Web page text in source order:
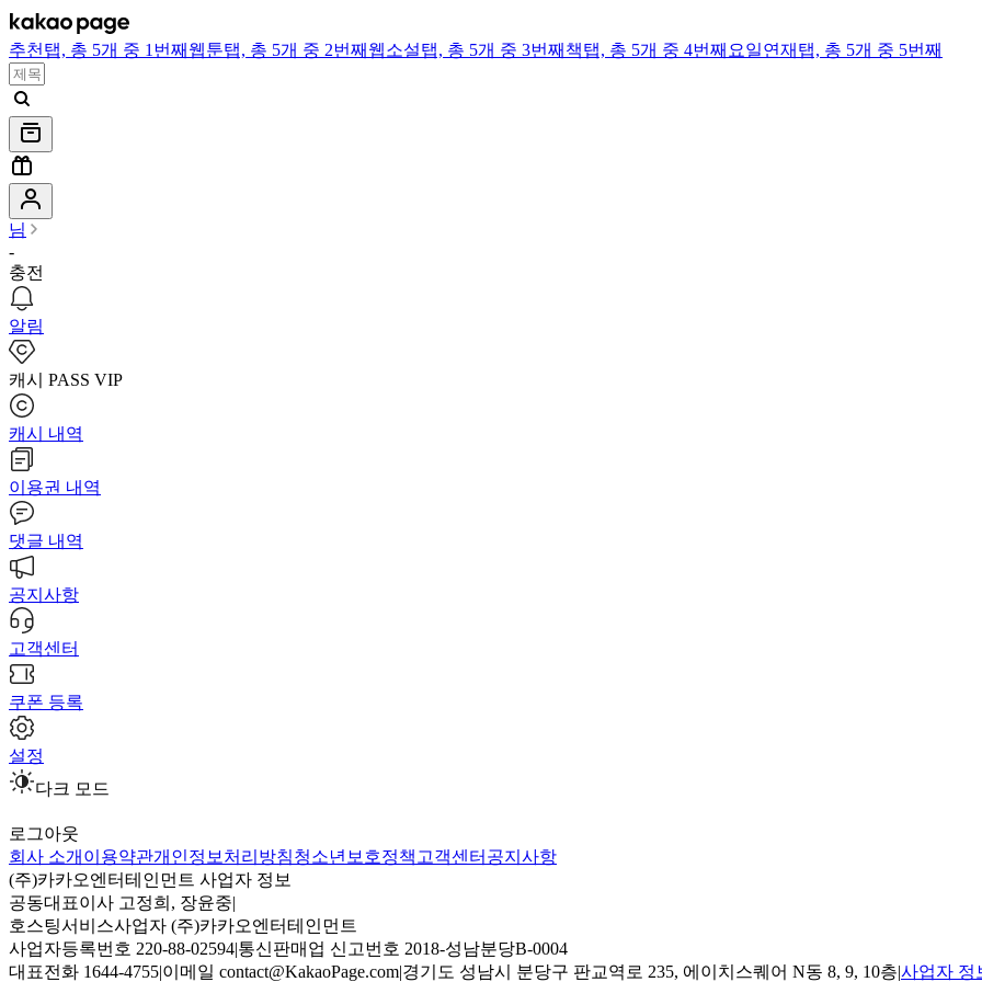
추천 탭, 총 5개 중 1번째 웹툰탭, 총 5개 중 2번째 웹소설탭, 총 5개 중 3번째 책탭, 총 5개 중 4번째 요일연재 탭, 총 5개 중 5번째
님
-
충전
알림
캐시 PASS VIP
캐시 내역
이용권 내역
댓글 내역
공지사항
고객센터
쿠폰 등록
설정
다크 모드
로그아웃
회사 소개 이용약관개인정보처리방침청소년보호정책 고객센터 공지사항
(주)카카오엔터테인먼트 사업자 정보
공동대표이사 고정희, 장윤중|
호스팅서비스사업자 (주)카카오엔터테인먼트
사업자등록번호 220-88-02594|통신판매업 신고번호 2018-성남분당B-0004
대표전화 1644-4755|이메일 contact@KakaoPage.com|경기도 성남시 분당구 판교역로 235, 에이치스퀘어 N동 8, 9, 10층|사업자 정